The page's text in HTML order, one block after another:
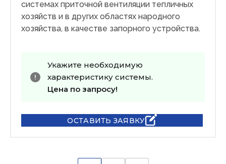
системах приточной вентиляции тепличных
хозяйств и в других областях народного
хозяйства, в качестве запорного устройства.
Укажите необходимую
характеристику системы.
Цена по запросу!
ОСТАВИТЬ ЗАЯВКУ